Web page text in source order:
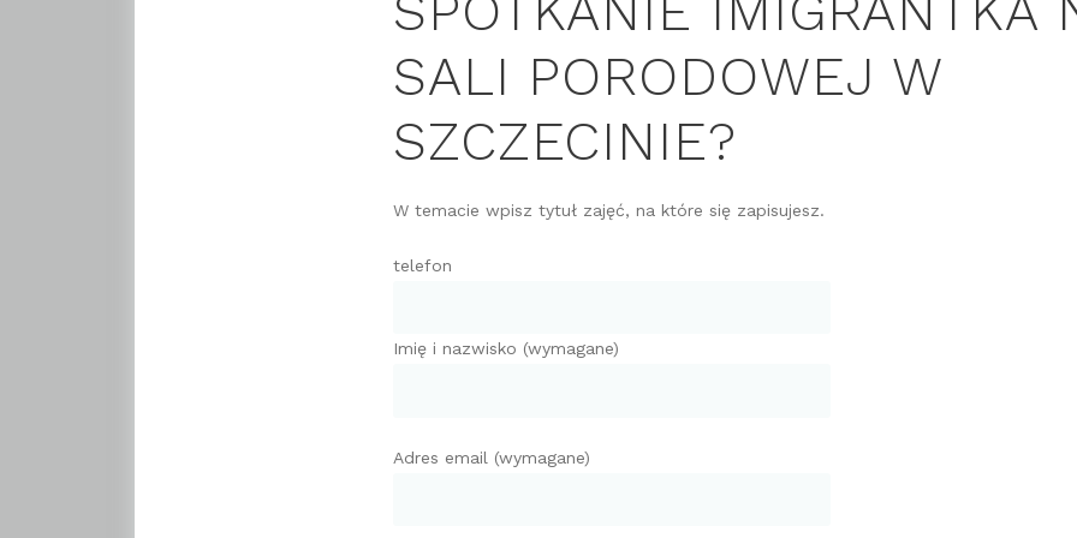
SALI PORODOWEJ W
SZCZECINIE?
W temacie wpisz tytuł zajęć, na które się zapisujesz.
telefon
Imię i nazwisko (wymagane)
Adres email (wymagane)